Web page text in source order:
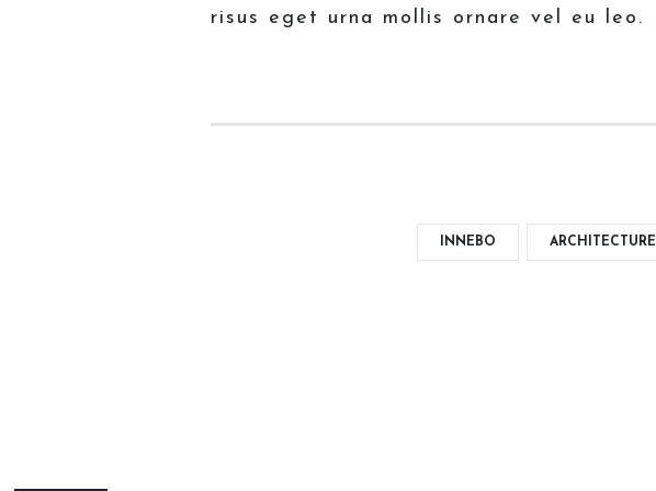
risus eget urna mollis ornare vel eu leo.
INNEBO ARCHITECTURE